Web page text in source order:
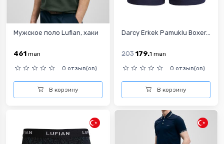
Мужское поло Lufian, хаки
461 man
0 отзыв(ов)
В корзину
Darcy Erkek Pamuklu Boxer...
203179.1 man
0 отзыв(ов)
В корзину